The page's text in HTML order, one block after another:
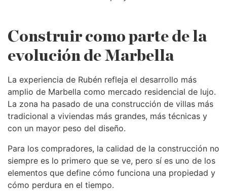
Construir como parte de la
evolución de Marbella
La experiencia de Rubén refleja el desarrollo más
amplio de Marbella como mercado residencial de lujo.
La zona ha pasado de una construcción de villas más
tradicional a viviendas más grandes, más técnicas y
con un mayor peso del diseño.
Para los compradores, la calidad de la construcción no
siempre es lo primero que se ve, pero sí es uno de los
elementos que define cómo funciona una propiedad y
cómo perdura en el tiempo.